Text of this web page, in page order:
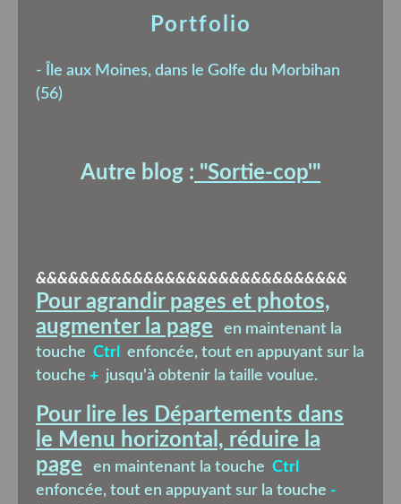
Portfolio
- Île aux Moines, dans le Golfe du Morbihan
(56)
Autre blog : "Sortie-cop'"
&&&&&&&&&&&&&&&&&&&&&&&&&&&&&
Pour agrandir pages et photos,
augmenter la page
en maintenant la
touche Ctrl
enfoncée, tout en appuyant sur la
touche + jusqu'à obtenir la taille voulue.
Pour lire les Départements dans
le Menu horizontal, réduire la
page
en maintenant la touche Ctrl
enfoncée, tout en appuyant sur la touche -